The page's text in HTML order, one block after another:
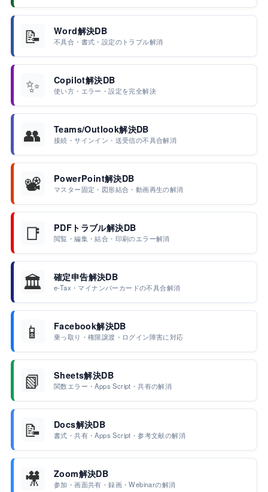
📝 Word解決DB
不具合・書式・設定のトラブル解消
✨ Copilot解決DB
使い方・エラー・設定を完全解決
👥 Teams/Outlook解決DB
接続・サインイン・送受信の不具合解消
📽️ PowerPoint解決DB
マスター固定・図形結合・動画再生の解消
📑 PDFトラブル解決DB
閲覧・編集・結合・印刷のエラー解消
🏛️ 確定申告解決DB
e-Tax・マイナンバーカードの不具合解消
📱 Facebook解決DB
乗っ取り・権限譲渡・ログイン障害に対応
📗 Sheets解決DB
関数エラー・Apps Script・共有の解消
📝 Docs解決DB
書式・共有・Apps Script・参考文献の解消
🎥 Zoom解決DB
参加・画面共有・録画・Webinarの解消